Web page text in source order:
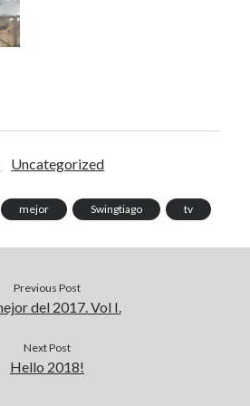
Uncategorized
mejor Swingtiago tv
Previous Post
del 2017. Vol I.
Next Post
Hello 2018!